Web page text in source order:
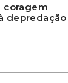
coragem
depredação